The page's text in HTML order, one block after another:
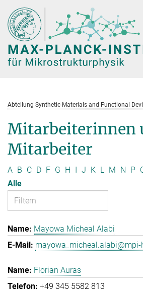
Hauptinhalt
Abteilung Synthetic Materials and Functional
Mitarbeiterinnen
Mitarbeiter
A B C D F G H I J K L M N P
Alle
Mayowa Micheal Alabi
Florian Auras
+49 345 5582 813